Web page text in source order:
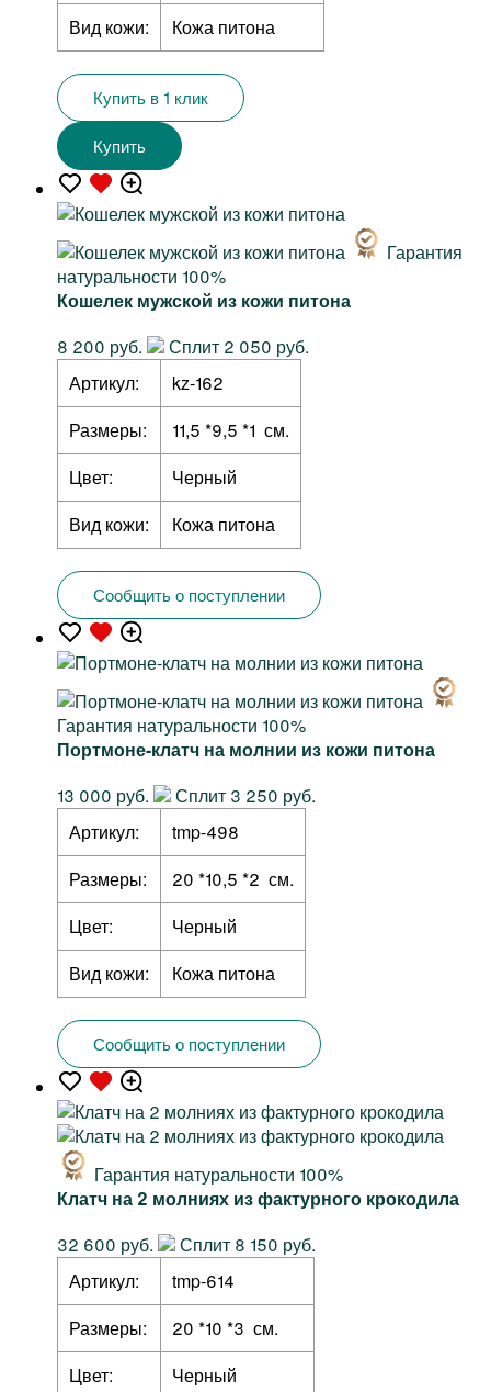
Вид кожи: Кожа питона
Купить в 1 клик
Купить
Гарантия
натуральности 100%
Кошелек мужской из кожи питона
8 200 руб.
Сплит 2 050 руб.
Артикул:
kz-162
Размеры:
11,5 *9,5 *1 см.
Цвет:
Черный
Вид кожи:
Кожа питона
Сообщить о поступлении
Гарантия натуральности 100%
Портмоне-клатч на молнии из кожи питона
13 000 руб.
Сплит 3 250 руб.
Артикул:
tmp-498
Размеры:
20 *10,5 *2 см.
Цвет:
Черный
Вид кожи:
Кожа питона
Сообщить о поступлении
Гарантия натуральности 100%
Клатч на 2 молниях из фактурного крокодила
32 600 руб.
Сплит 8 150 руб.
Артикул:
tmp-614
Размеры:
20 *10 *3 см.
Цвет:
Черный